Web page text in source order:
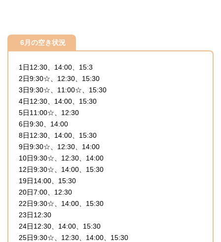
6月の空き状況
1日12:30、14:00、15:3
2日9:30☆、12:30、15:30
3日9:30☆、11:00☆、15:30
4日12:30、14:00、15:30
5日11:00☆、12:30
6日9:30、14:00
8日12:30、14:00、15:30
9日9:30☆、12:30、14:00
10日9:30☆、12:30、14:00
12日9:30☆、14:00、15:30
19日14:00、15:30
20日7:00、12:30
22日9:30☆、14:00、15:30
23日12:30
24日12:30、14:00、15:30
25日9:30☆、12:30、14:00、15:30